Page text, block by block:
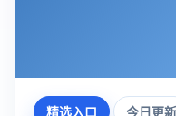
精选入口 今日更新